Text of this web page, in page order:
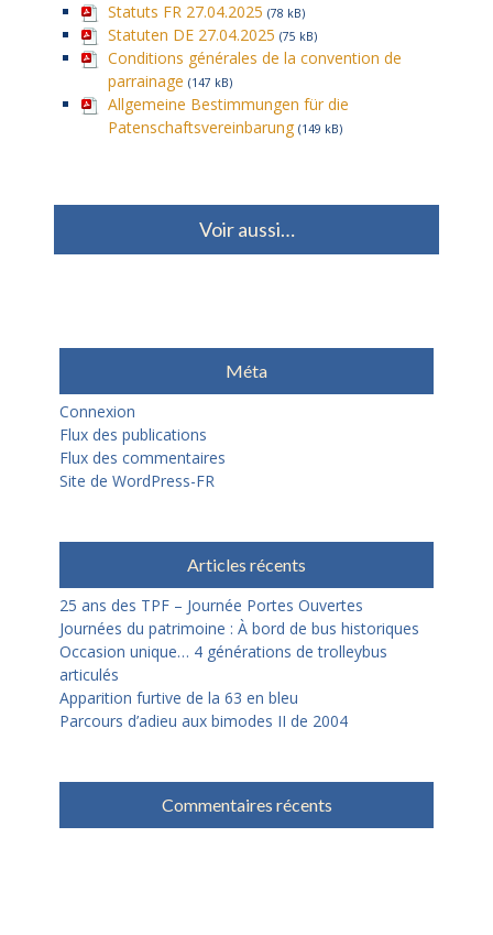
Statuts FR 27.04.2025 (78 kB)
Statuten DE 27.04.2025 (75 kB)
Conditions générales de la convention de
parrainage (147 kB)
Allgemeine Bestimmungen für die
Patenschaftsvereinbarung (149 kB)
Voir aussi…
Méta
Connexion
Flux des publications
Flux des commentaires
Site de WordPress-FR
Articles récents
25 ans des TPF – Journée Portes Ouvertes
Journées du patrimoine : À bord de bus historiques
Occasion unique… 4 générations de trolleybus
articulés
Apparition furtive de la 63 en bleu
Parcours d’adieu aux bimodes II de 2004
Commentaires récents